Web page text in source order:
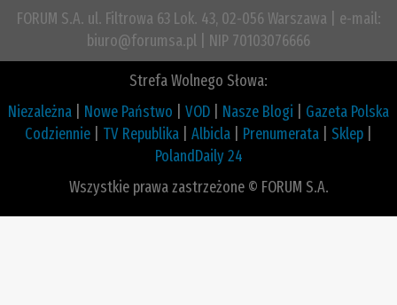
FORUM S.A. ul. Filtrowa 63 Lok. 43, 02-056 Warszawa | e-mail:
biuro@forumsa.pl | NIP 70103076666
Strefa Wolnego Słowa:
Niezależna
Nowe Państwo VOD Nasze Blogi
Gazeta Polska
Codziennie
TV Republika Albicla Prenumerata Sklep
PolandDaily 24
Wszystkie prawa zastrzeżone © FORUM S.A.